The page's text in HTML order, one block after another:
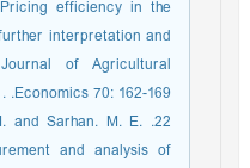
efficiency in the
interpretation and
of Agricultural
Economics 70: 162-169. .
and Sarhan. M. E.
and analysis of